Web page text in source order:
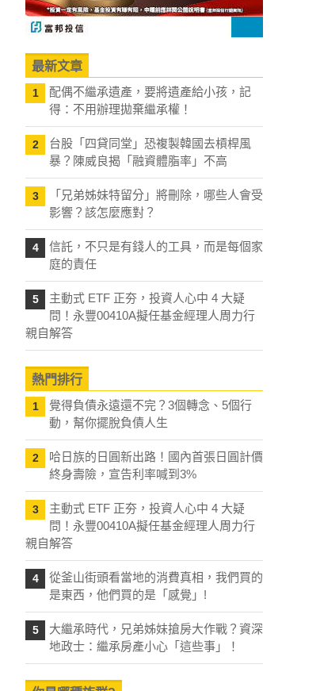
最新文章
1
配偶不繼承遺產，要將遺產給小孩，記
得：不用辦理拋棄繼承權！
2
台股「四貸同堂」恐複製韓國去槓桿風
暴？陳威良揭「融資體脂率」不高
3
「兄弟姊妹特留分」將刪除，哪些人會受
影響？該怎麼應對？
4
信託，不只是有錢人的工具，而是每個家
庭的責任
5
主動式 ETF 正夯，投資人心中 4 大疑
問！永豐00410A擬任基金經理人周力行
親自解答
熱門排行
1
覺得負債永遠還不完？3個轉念、5個行
動，幫你擺脫負債人生
2
哈日族的日圓新出路！國內首張日圓計價
終身壽險，宣告利率喊到3%
3
主動式 ETF 正夯，投資人心中 4 大疑
問！永豐00410A擬任基金經理人周力行
親自解答
4
從釜山街頭看當地的消費真相，我們買的
是東西，他們買的是「感覺」!
5
大繼承時代，兄弟姊妹搶房大作戰？資深
地政士：繼承房產小心「這些事」！